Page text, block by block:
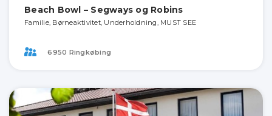
Beach Bowl – Segways og Robins
Familie, Børneaktivitet, Underholdning, MUST SEE
6950 Ringkøbing